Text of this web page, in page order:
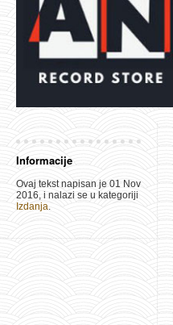
Informacije
Ovaj tekst napisan je 01 Nov
2016, i nalazi se u kategoriji
Izdanja.